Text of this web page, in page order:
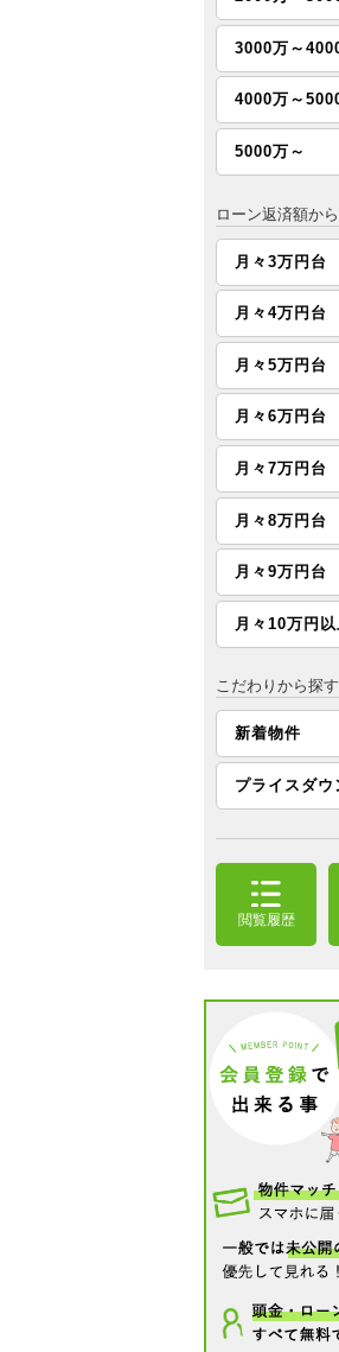
3000万～
4000万～
5000万～
ローン返済額か
月々3万円台
月々4万円台
月々5万円台
月々6万円台
月々7万円台
月々8万円台
月々9万円台
月々10万円以
こだわりから探す
新着物件
プライスダウ
閲覧履歴